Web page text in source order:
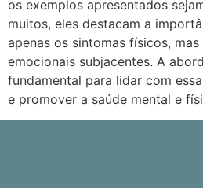
os exemplos apresentados
muitos, eles destacam a
apenas os sintomas físicos,
emocionais subjacentes. A
fundamental para lidar com
e promover a saúde mental e